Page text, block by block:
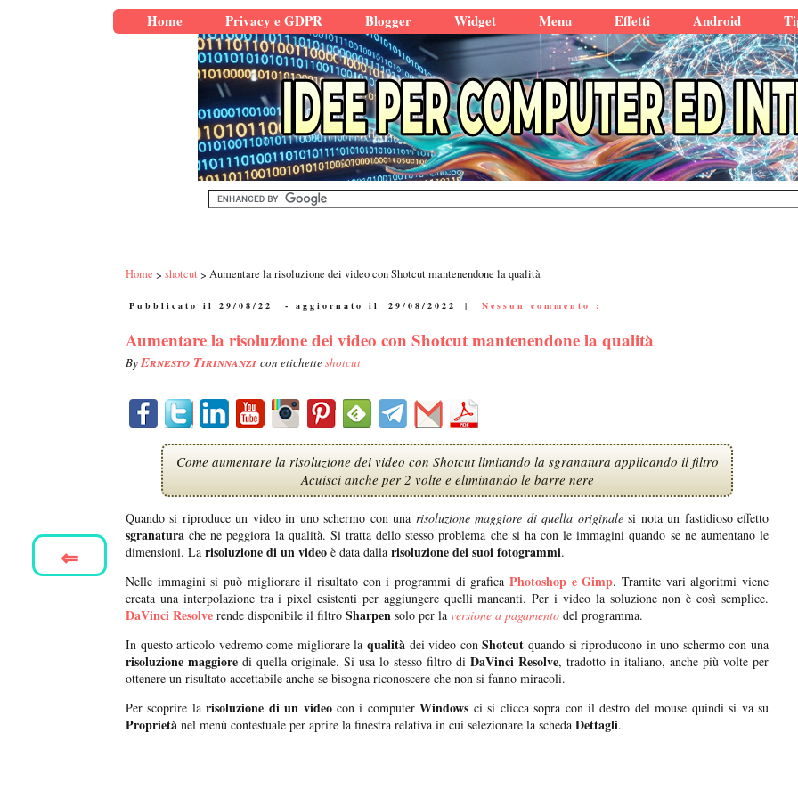
Home Privacy e GDPR Blogger Widget Menu Effetti Android
Home shotcut Aumentare la risoluzione dei video con Shotcut mantenendone la qualità
Pubblicato il 29/08/22 - aggiornato il 29/08/2022 | Nessun commento :
Aumentare la risoluzione dei video con Shotcut mantenendone la qualità
ByErnesto Tirinnanzi con etichetteshotcut
Come aumentare la risoluzione dei video con Shotcut limitando la sgranatura applicando il filtro
Acuisci anche per 2 volte e eliminando le barre nere
Quando si riproduce un video in uno schermo con una risoluzione maggiore di quella originalesi nota un fastidioso effetto
sgranatura che ne peggiora la qualità. Si tratta dello stesso problema che si ha con le immagini quando se ne aumentano le
dimensioni. La risoluzione di un video è data dalla risoluzione dei suoi fotogrammi.
Nelle immagini si può migliorare il risultato con i programmi di grafica Photoshop e Gimp. Tramite vari algoritmi viene
creata una interpolazione tra i pixel esistenti per aggiungere quelli mancanti. Per i video la soluzione non è così semplice.
DaVinci Resolve rende disponibile il filtro Sharpen solo per la versione a pagamento del programma.
In questo articolo vedremo come migliorare laqualità dei video conShotcut quando si riproducono in uno schermo con una
risoluzione maggiore di quella originale. Si usa lo stesso filtro di DaVinci Resolve, tradotto in italiano, anche più volte per
ottenere un risultato accettabile anche se bisogna riconoscere che non si fanno miracoli.
Per scoprire larisoluzione di un videocon i computerWindows ci si clicca sopra con il destro del mouse quindi si va su
Proprietà nel menù contestuale per aprire la finestra relativa in cui selezionare la scheda Dettagli.
⇐